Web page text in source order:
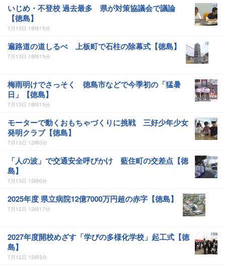
いじめ・不登校 過去最多 県が対策協議会で議論
【徳島】
7月13日 18時15分
遍路道の道しるべ 上板町で石柱の除幕式【徳島】
7月13日 18時15分
梅雨明けでさっそく 徳島市などで今季初の「猛暑
日」【徳島】
7月13日 18時15分
モーターで動くおもちゃづくりに挑戦 三好少年少女
発明クラブ【徳島】
7月13日 12時0分
「人の波」で交通安全呼びかけ 藍住町の交差点【徳
島】
7月13日 12時0分
2025年度 県立病院12億7000万円超の赤字【徳島】
7月12日 12時17分
2027年度開校めざす「学びの多様化学校」起工式【徳
島】
7月12日 12時3分